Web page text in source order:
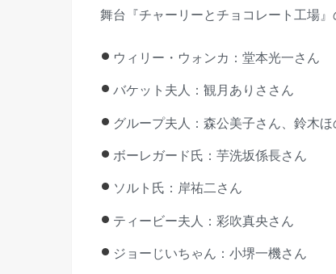
舞台『チャーリーとチョコレート工場
ウィリー・ウォンカ：堂本光一さん
バケット夫人：観月ありささん
グループ夫人：森公美子さん、鈴木
ボーレガード氏：芋洗坂係長さん
ソルト氏：岸祐二さん
ティービー夫人：彩吹真央さん
ジョーじいちゃん：小堺一機さん